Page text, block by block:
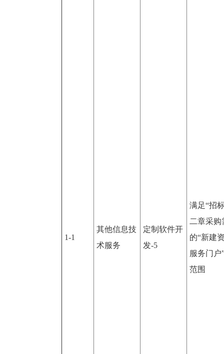
1-1
其他信息技
术服务
定制软件开
发-5
满足“招
二章采购
的“新建
服务门户
范围